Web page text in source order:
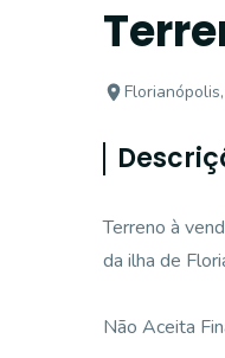
Terreno à
da ilha de
Não Aceita